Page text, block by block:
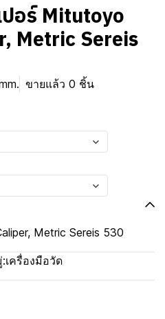
ปอร์ Mitutoyo
Metric Sereis
ขายแล้ว 0 ชิ้น
Metric Sereis 530
เครื่องมือวัด